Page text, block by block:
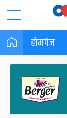
होमपेज